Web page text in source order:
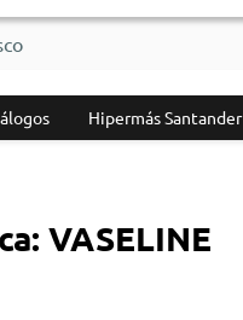
Hipermás Santander
VASELINE